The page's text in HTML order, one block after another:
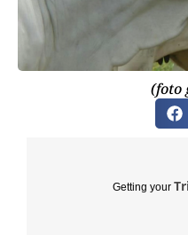
(foto
Getting your